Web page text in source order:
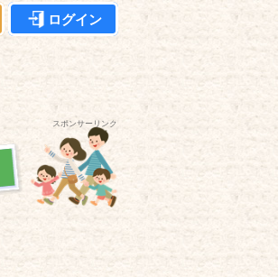
ログイン
スポンサーリンク